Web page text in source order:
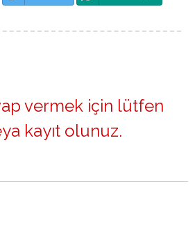
vermek için lütfen
kayıt olunuz.